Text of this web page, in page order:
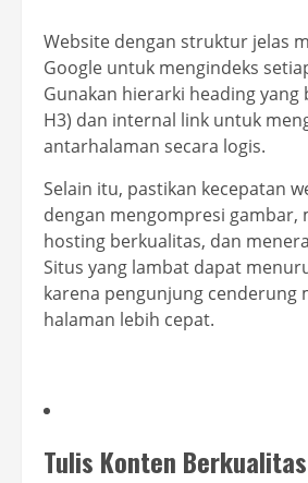
Website dengan struktur jelas
Google untuk mengindeks
Gunakan hierarki heading yang
H3) dan internal link untuk
antarhalaman secara logis.
Selain itu, pastikan kecepatan
dengan mengompresi gambar,
hosting berkualitas, dan
Situs yang lambat dapat
karena pengunjung cenderung
halaman lebih cepat.
Tulis Konten